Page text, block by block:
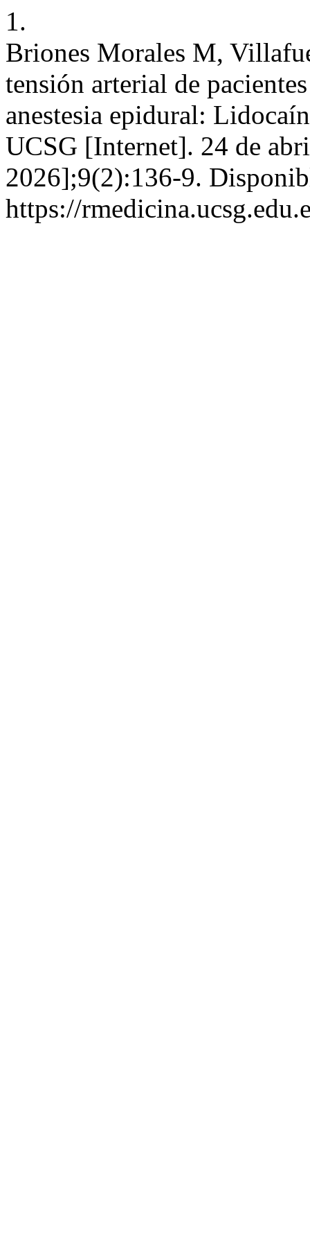
1.
Briones Morales M,
tensión arterial de
anestesia epidural:
UCSG [Internet]. 24 de
2026];9(2):136-9.
https://